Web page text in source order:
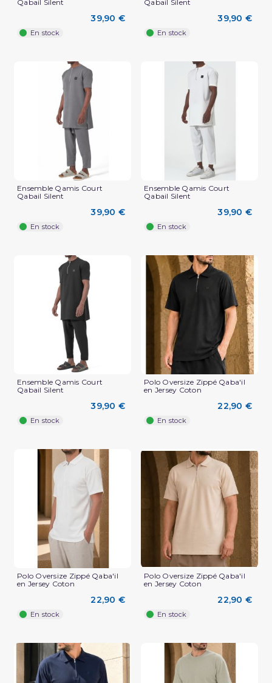
(2 avis)
Qabail Silent
39,90 €
En stock
Qabail Silent
39,90 €
En stock
Ensemble Qamis Court
Qabail Silent
39,90 €
En stock
Ensemble Qamis Court
Qabail Silent
39,90 €
En stock
Ensemble Qamis Court
Qabail Silent
39,90 €
En stock
Polo Oversize Zippé Qaba'il
en Jersey Coton
22,90 €
En stock
Polo Oversize Zippé Qaba'il
en Jersey Coton
22,90 €
En stock
Polo Oversize Zippé Qaba'il
en Jersey Coton
22,90 €
En stock